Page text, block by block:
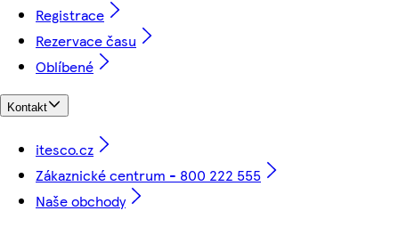
Registrace
Rezervace času
Oblíbené
Kontakt
itesco.cz
Zákaznické centrum - 800 222 555
Naše obchody